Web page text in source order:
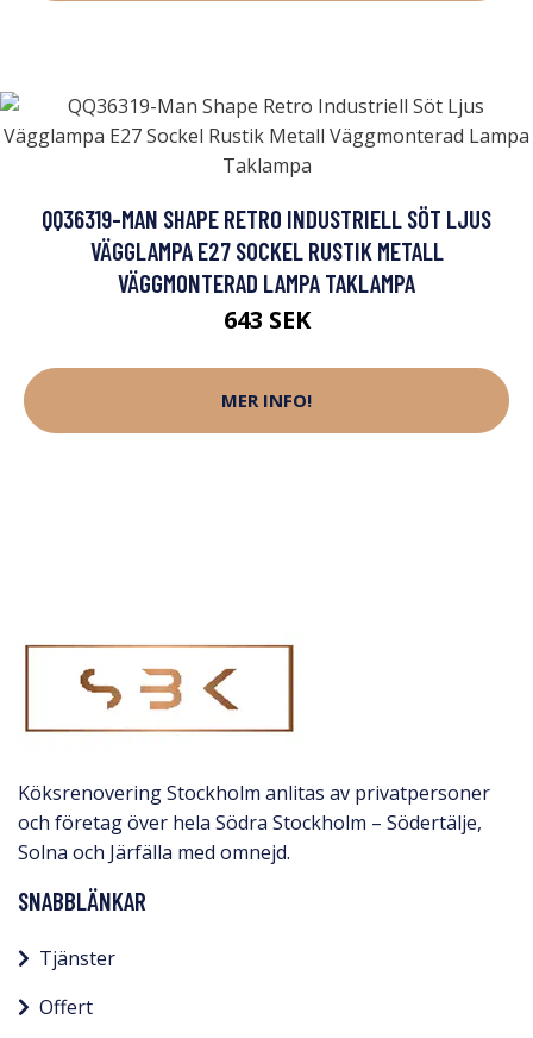
QQ36319-MAN SHAPE RETRO INDUSTRIELL SÖT LJUS
VÄGGLAMPA E27 SOCKEL RUSTIK METALL
VÄGGMONTERAD LAMPA TAKLAMPA
643 SEK
MER INFO!
Köksrenovering Stockholm anlitas av privatpersoner
och företag över hela Södra Stockholm – Södertälje,
Solna och Järfälla med omnejd.​
SNABBLÄNKAR
Tjänster
Offert